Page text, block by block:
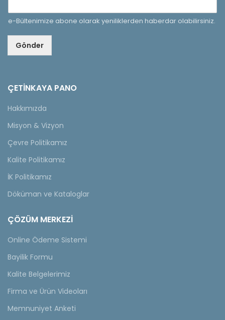
e-Bültenimize abone olarak yeniliklerden haberdar olabilirsiniz.
Gönder
ÇETINKAYA PANO
Hakkımızda
Misyon & Vizyon
Çevre Politikamız
Kalite Politikamız
İK Politikamız
Döküman ve Kataloglar
ÇÖZÜM MERKEZİ
Online Ödeme Sistemi
Bayilik Formu
Kalite Belgelerimiz
Firma ve Ürün Videoları
Memnuniyet Anketi